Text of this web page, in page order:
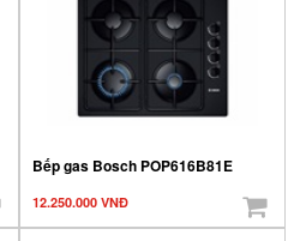
Bếp gas Bosch POP616B81E
12.250.000 VNĐ